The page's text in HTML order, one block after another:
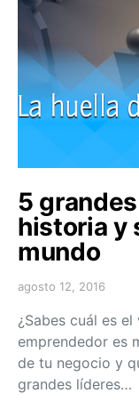
5
historia y
mundo
agosto 12, 2016
¿Sabes cuál es
emprendedor es
de tu negocio y
grandes líderes…